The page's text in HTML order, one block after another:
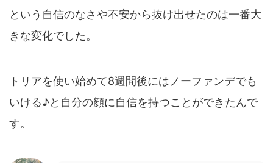
という自信のなさや不安から抜け出せたのは一番大
きな変化でした。
トリアを使い始めて8週間後にはノーファンデでも
いける♪と自分の顔に自信を持つことができたんで
す。